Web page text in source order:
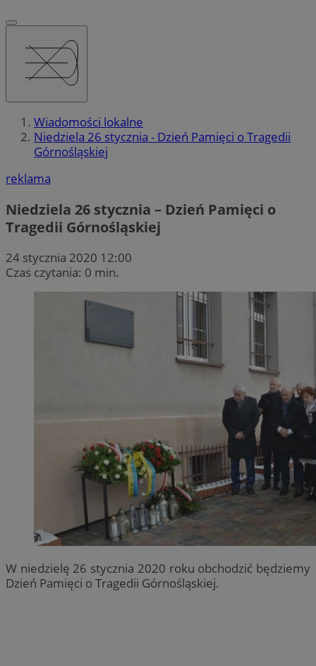
Wiadomości lokalne
Niedziela 26 stycznia - Dzień Pamięci o Tragedii
Górnośląskiej
reklama
Niedziela 26 stycznia – Dzień Pamięci o
Tragedii Górnośląskiej
24 stycznia 2020 12:00
Czas czytania: 0 min.
W niedzielę 26 stycznia 2020 roku obchodzić będziemy
Dzień Pamięci o Tragedii Górnośląskiej.